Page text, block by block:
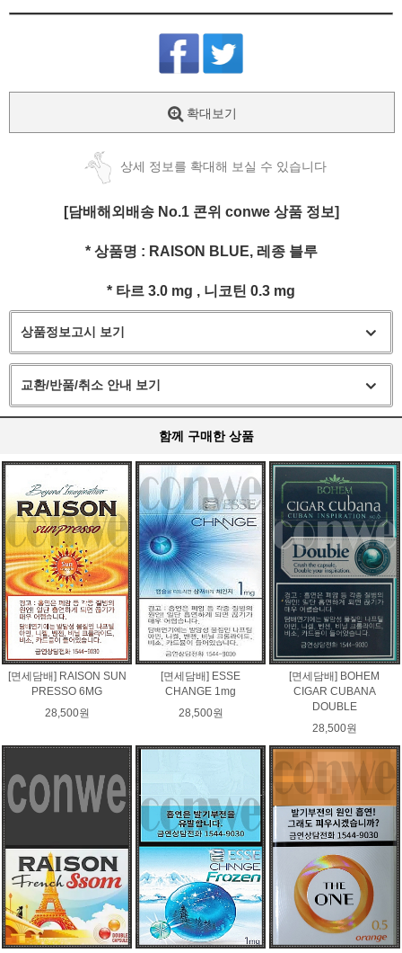
확대보기
상세 정보를 확대해 보실 수 있습니다
[담배해외배송 No.1 콘위 conwe 상품 정보]
* 상품명 : RAISON BLUE, 레종 블루
* 타르 3.0 mg , 니코틴 0.3 mg
상품정보고시 보기
교환/반품/취소 안내 보기
함께 구매한 상품
[면세담배] RAISON SUN
PRESSO 6MG
28,500원
[면세담배] ESSE
CHANGE 1mg
28,500원
[면세담배] BOHEM
CIGAR CUBANA
DOUBLE
28,500원